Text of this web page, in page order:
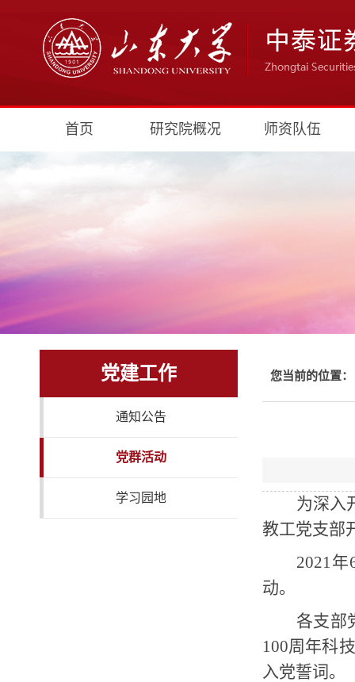
首页 研究院概况 师资队伍
党建工作
通知公告
党群活动
学习园地
您当前的位置：
为深入
教工党支部
2021年
动。
各支部
100周年科
入党誓词。